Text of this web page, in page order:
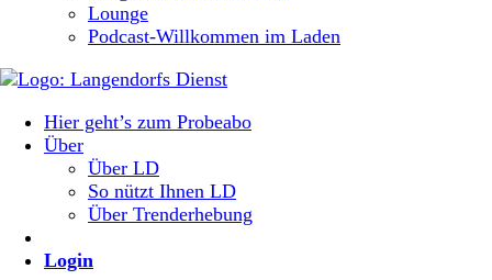
Lounge
Podcast-Willkommen im Laden
Hier geht’s zum Probeabo
Über
Über LD
So nützt Ihnen LD
Über Trenderhebung
Login